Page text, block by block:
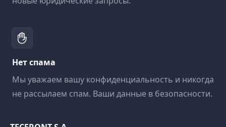
Нет спама
Мы уважаем вашу конфиденциальность и никогда
не рассылаем спам. Ваши данные в безопасности.